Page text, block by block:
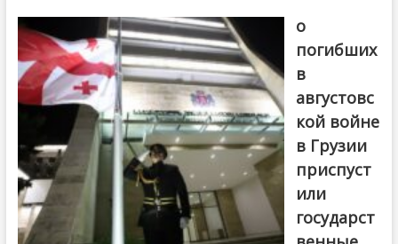
о
погибших
в
августовс
кой войне
в Грузии
приспуст
или
государст